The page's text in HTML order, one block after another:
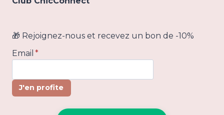
🎁 Rejoignez-nous et recevez un bon de -10%
Email *
J'en profite